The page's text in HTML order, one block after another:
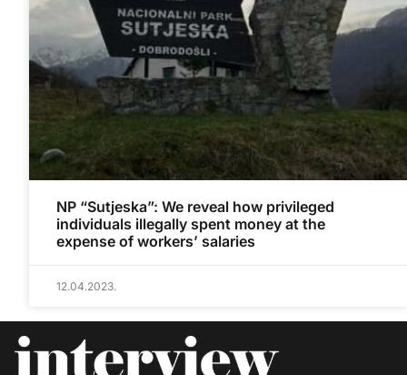
NP “Sutjeska”: We reveal how privileged
individuals illegally spent money at the
expense of workers’ salaries
12.04.2023.